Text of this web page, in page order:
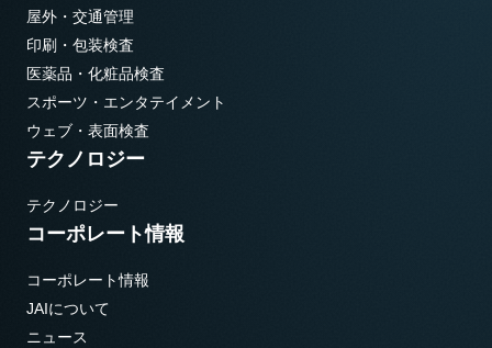
屋外・交通管理
印刷・包装検査
医薬品・化粧品検査
スポーツ・エンタテイメント
ウェブ・表面検査
テクノロジー
テクノロジー
コーポレート情報
コーポレート情報
JAIについて
ニュース